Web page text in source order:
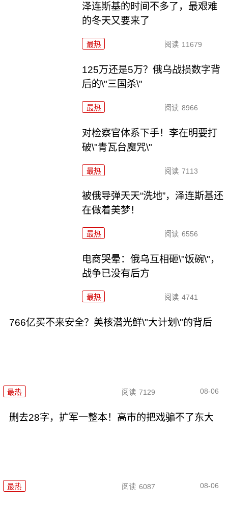
泽连斯基的时间不多了，最艰难
的冬天又要来了
最热 阅读 11679
125万还是5万？俄乌战损数字背
后的\"三国杀\"
最热 阅读 8966
对检察官体系下手！李在明要打
破\"青瓦台魔咒\"
最热 阅读 7113
被俄导弹天天“洗地”，泽连斯基还
在做着美梦！
最热 阅读 6556
电商哭晕：俄乌互相砸\"饭碗\"，
战争已没有后方
最热 阅读 4741
766亿买不来安全？美核潜光鲜\"大计划\"的背后
最热 阅读 7129 08-06
删去28字，扩军一整本！高市的把戏骗不了东大
最热 阅读 6087 08-06